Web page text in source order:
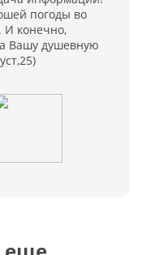
погоды во
И конечно,
Вашу душевную